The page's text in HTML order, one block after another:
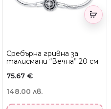
Сребърна гривна за
талисмани “Вечна” 20 см
75.67 €
148.00 лв.